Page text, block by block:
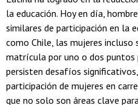
la educación. Hoy en día,
similares de participación en la
como Chile, las mujeres incluso
matrícula por uno o dos puntos
persisten desafíos
participación de mujeres en
que no solo son áreas clave